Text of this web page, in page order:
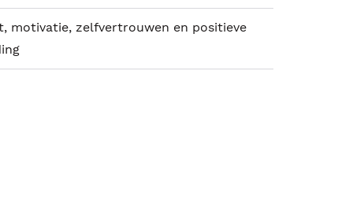
motivatie, zelfvertrouwen en positieve